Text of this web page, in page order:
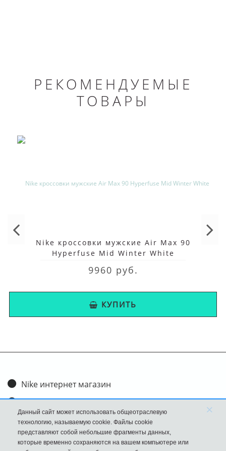
РЕКОМЕНДУЕМЫЕ
ТОВАРЫ
Nike кроссовки мужские Air Max 90
Hyperfuse Mid Winter White
9960 руб.
КУПИТЬ
Nike интернет магазин
Доставка и оплата
Обмен и возврат
Размеры
Данный сайт может использовать общеотраслевую
технологию, называемую cookie. Файлы cookie
представляют собой небольшие фрагменты данных,
которые временно сохраняются на вашем компьютере или
×